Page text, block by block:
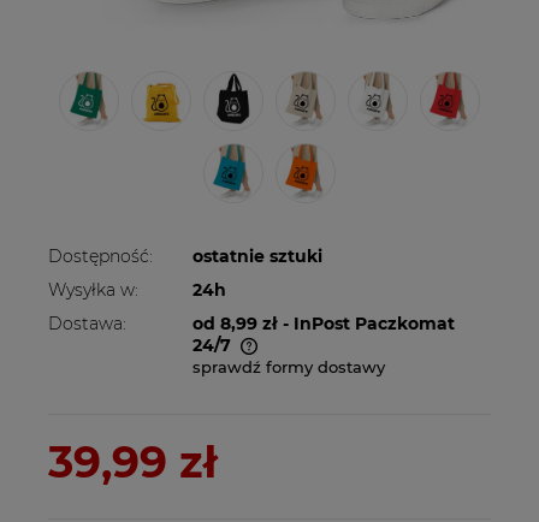
Dostępność:
ostatnie sztuki
Wysyłka w:
24h
Dostawa:
od 8,99 zł - InPost Paczkomat
24/7
Cena nie zawiera ewentualnych kosztów
sprawdź formy dostawy
39,99 zł